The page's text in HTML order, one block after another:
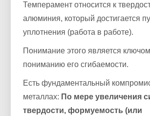
Темперамент относится к
алюминия, который достигается
уплотнения (работа в работе).
Понимание этого является
пониманию его сгибаемости.
Есть фундаментальный
металлах: По мере увеличения
твердости, формуемость (или